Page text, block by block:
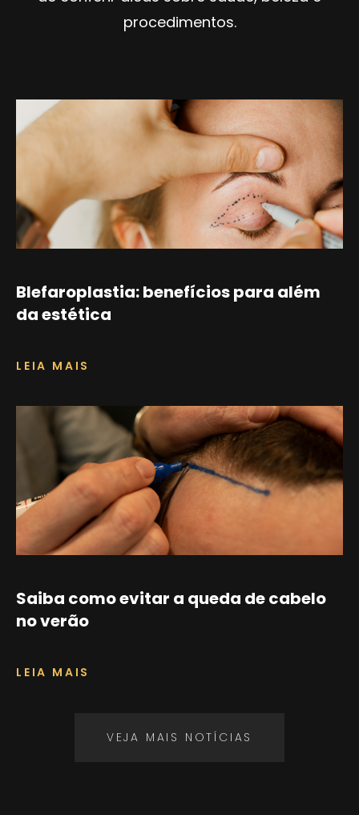
procedimentos.
Blefaroplastia: benefícios para além
da estética
LEIA MAIS
Saiba como evitar a queda de cabelo
no verão
LEIA MAIS
VEJA MAIS NOTÍCIAS